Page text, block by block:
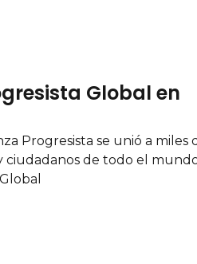
Reunión
La Alianza
reunión de